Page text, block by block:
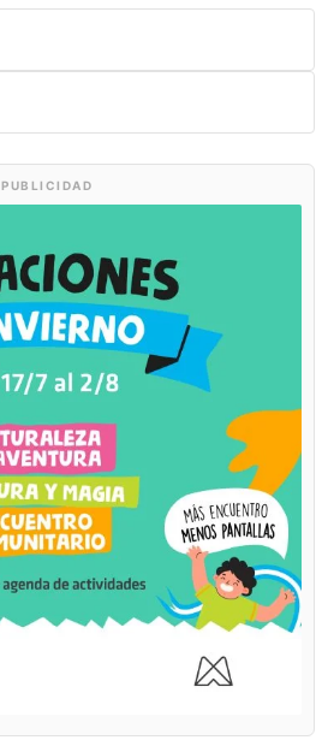
PUBLICIDAD